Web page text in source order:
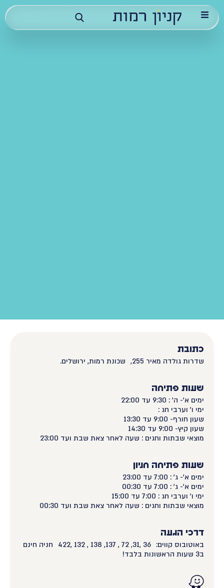
כתובת
שדרות גולדה מאיר 255, שכונת רמות, ירושלים.
שעות פתיחה
ימים א'- ה' : 9:30 עד 22:00
ימי ו' וערבי חג :
שעון חורף- 9:00 עד 13:30
שעון קיץ- 9:00 עד 14:30
מוצאי שבתות וחגים : שעה לאחר צאת שבת ועד 23:00
שעות פתיחה חניון
ימים א'- ג' : 7:00 עד 23:00
ימים א'- ג' : 7:00 עד 00:30
ימי ו' וערבי חג : 7:00 עד 15:00
מוצאי שבתות וחגים : שעה לאחר צאת שבת ועד 00:30
דרכי הגעה
באוטובוס קווים: 36 ,31, 72 , 137, 138 , 132 ,422 חניה חינם
ב3 שעות הראשונות בלבד!